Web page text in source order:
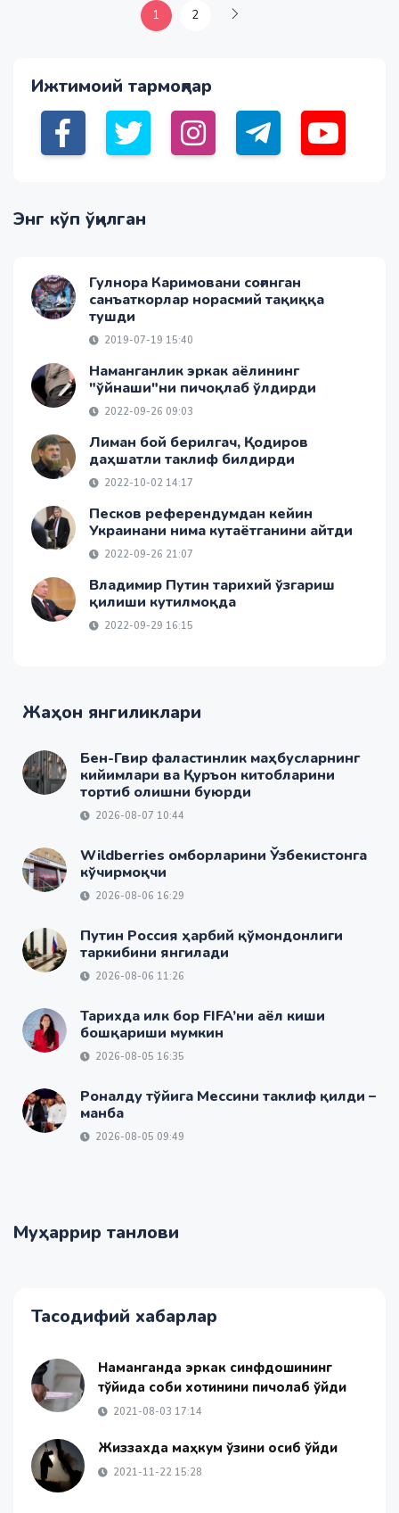
1 2
Ижтимоий тармоқлар
Энг кўп ўқилган
Гулнора Каримовани соғинган
санъаткорлар норасмий тақиққа
тушди
2019-07-19 15:40
Наманганлик эркак аёлининг
"ўйнаши"ни пичоқлаб ўлдирди
2022-09-26 09:03
Лиман бой берилгач, Қодиров
даҳшатли таклиф билдирди
2022-10-02 14:17
Песков референдумдан кейин
Украинани нима кутаётганини айтди
2022-09-26 21:07
Владимир Путин тарихий ўзгариш
қилиши кутилмоқда
2022-09-29 16:15
Жаҳон янгиликлари
Бен-Гвир фаластинлик маҳбусларнинг
кийимлари ва Қуръон китобларини
тортиб олишни буюрди
2026-08-07 10:44
Wildberries омборларини Ўзбекистонга
кўчирмоқчи
2026-08-06 16:29
Путин Россия ҳарбий қўмондонлиги
таркибини янгилади
2026-08-06 11:26
Тарихда илк бор FIFA’ни аёл киши
бошқариши мумкин
2026-08-05 16:35
Роналду тўйига Мессини таклиф қилди –
манба
2026-08-05 09:49
Муҳаррир танлови
Тасодифий хабарлар
Наманганда эркак синфдошининг
тўйида собиқ хотинини пичоқлаб қўйди
2021-08-03 17:14
Жиззахда маҳкум ўзини осиб қўйди
2021-11-22 15:28